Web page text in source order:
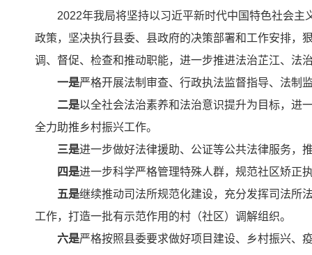
2022年我局将坚持以习近平新时代中国特色社会主
政策，坚决执行县委、县政府的决策部署和工作安排，
调、督促、检查和推动职能，进一步推进法治芷江、法
一是严格开展法制审查、行政执法监督指导、法制
二是以全社会法治素养和法治意识提升为目标，进
全力助推乡村振兴工作。
三是进一步做好法律援助、公证等公共法律服务，
四是进一步科学严格管理特殊人群，规范社区矫正
五是继续推动司法所规范化建设，充分发挥司法所
工作，打造一批有示范作用的村（社区）调解组织。
六是严格按照县委要求做好项目建设、乡村振兴、